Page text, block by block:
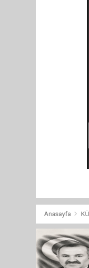
Anasayfa